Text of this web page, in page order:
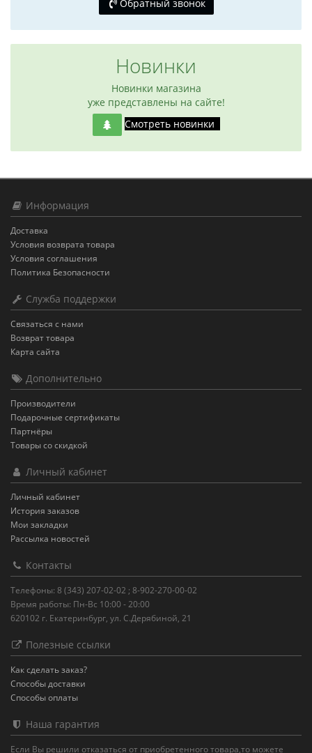
Обратный звонок
Новинки
Новинки магазина
уже представлены на сайте!
Смотреть новинки
Информация
Доставка
Условия возврата товара
Условия соглашения
Политика Безопасности
Служба поддержки
Связаться с нами
Возврат товара
Карта сайта
Дополнительно
Производители
Подарочные сертификаты
Партнёры
Товары со скидкой
Личный кабинет
Личный кабинет
История заказов
Мои закладки
Рассылка новостей
Контакты
Телефоны: 8 (343) 207-02-02 ; 8-902-270-00-02
Время работы: Пн-Вс 10:00 - 20:00
620102 г. Екатеринбург, ул. С.Дерябиной, 21
Полезные ссылки
Как сделать заказ?
Способы доставки
Способы оплаты
Наша гарантия
Если Вы решили отказаться от приобретенного товара,то можете